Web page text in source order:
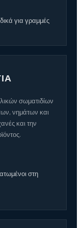
για γραμμές
σωματιδίων
νημάτων και
και την
στη